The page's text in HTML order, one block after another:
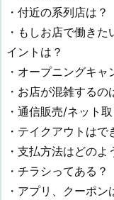
・付近の系列店は？
・もしお店で働き
イントは？
・オープニングキャ
・お店が混雑するの
・通信販売/ネット
・テイクアウトはで
・支払方法はどのよ
・チラシってある？
・アプリ、クーポン